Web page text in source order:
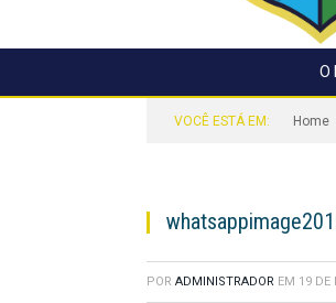
O
VOCÊ ESTÁ EM: Home
POR ADMINISTRADOR EM 19 DE